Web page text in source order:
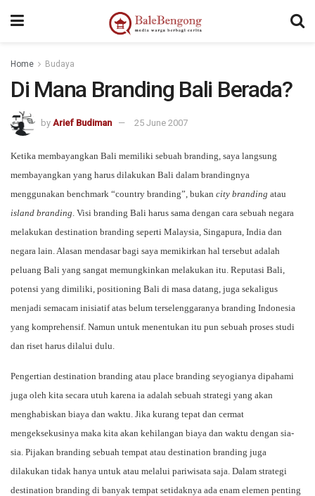
Home Budaya
Di Mana Branding Bali Berada?
by Arief Budiman 25 June 2007
Ketika membayangkan Bali memiliki sebuah branding, saya langsung
membayangkan yang harus dilakukan Bali dalam brandingnya
menggunakan benchmark “country branding”, bukan city branding atau
island branding . Visi branding Bali harus sama dengan cara sebuah negara
melakukan destination branding seperti Malaysia, Singapura, India dan
negara lain. Alasan mendasar bagi saya memikirkan hal tersebut adalah
peluang Bali yang sangat memungkinkan melakukan itu. Reputasi Bali,
potensi yang dimiliki, positioning Bali di masa datang, juga sekaligus
menjadi semacam inisiatif atas belum terselenggaranya branding Indonesia
yang komprehensif. Namun untuk menentukan itu pun sebuah proses studi
dan riset harus dilalui dulu.
Pengertian destination branding atau place branding seyogianya dipahami
juga oleh kita secara utuh karena ia adalah sebuah strategi yang akan
menghabiskan biaya dan waktu. Jika kurang tepat dan cermat
mengeksekusinya maka kita akan kehilangan biaya dan waktu dengan sia-
sia. Pijakan branding sebuah tempat atau destination branding juga
dilakukan tidak hanya untuk atau melalui pariwisata saja. Dalam strategi
destination branding di banyak tempat setidaknya ada enam elemen penting